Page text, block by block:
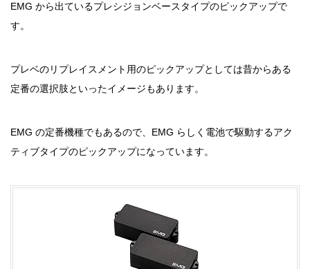
EMG から出ているプレシジョンベースタイプのピックアップで
す。
プレベのリプレイスメント用のピックアップとしては昔からある
定番の選択肢といったイメージもあります。
EMG の定番機種でもあるので、EMG らしく電池で駆動するアク
ティブタイプのピックアップになっています。